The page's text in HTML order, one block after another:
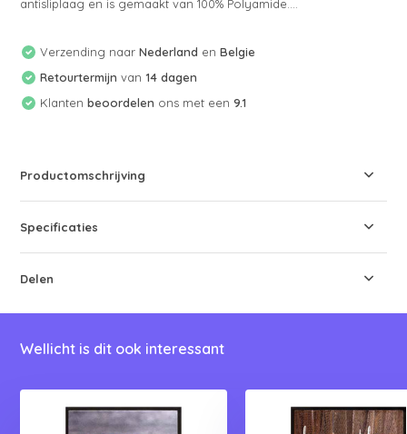
antisliplaag en is gemaakt van 100% Polyamide....
Verzending naarNederland enBelgie
Retourtermijn van 14 dagen
Klantenbeoordelen ons met een9.1
Productomschrijving
Specificaties
Delen
Wellicht is dit ook interessant